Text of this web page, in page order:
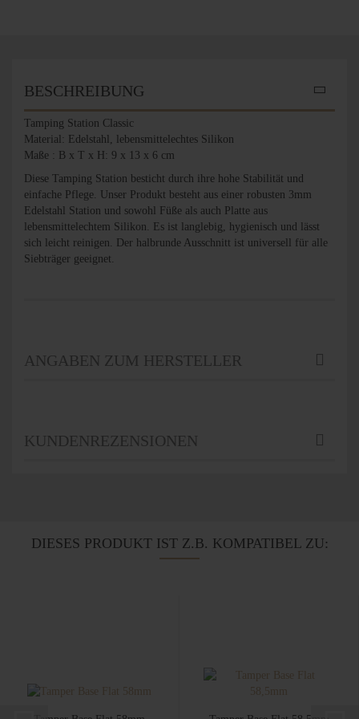
BESCHREIBUNG
Tamping Station Classic
Material: Edelstahl, lebensmittelechtes Silikon
Maße : B x T x H: 9 x 13 x 6 cm
Diese Tamping Station besticht durch ihre hohe Stabilität und
einfache Pflege. Unser Produkt besteht aus einer robusten 3mm
Edelstahl Station und sowohl Füße als auch Platte aus
lebensmittelechtem Silikon. Es ist langlebig, hygienisch und lässt
sich leicht reinigen. Der halbrunde Ausschnitt ist universell für alle
Siebträger geeignet.
ANGABEN ZUM HERSTELLER
KUNDENREZENSIONEN
DIESES PRODUKT IST Z.B. KOMPATIBEL ZU: